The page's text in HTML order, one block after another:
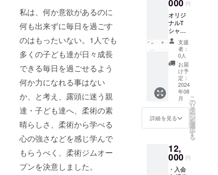
私は、何か意欲があるのに
何も出来ずに毎日を過ごす
のはもったいない。1人でも
多くの子ども達が日々成長
できる毎日を過ごせるよう
何か力になれる事はない
か、と考え、露頭に迷う親
達・子ども達へ、柔術の素
晴らしさ、柔術から学べる
心の強さなどを感じ学んで
もらうべく、柔術ジムオー
プンを決意しました。
交通費
は支援
者様で
ご負担
くださ
い。 ＜
持ち物
＞飲み
物、タ
オル ＜
備考＞
無理に
スパー
リング
ん。ご
自身の
歩幅で
ぜひ体
は、予
告なく
変更さ
れる場
合があ
りま
す。
000 円
オリジ
ナルT
シャツ
＜枚数
＞２枚
＜サイ
ズ＞
XS,S,M.
L.XL.XX
イン
は、予
告なく
変更さ
れる場
す。
支援
者：
0人
お届
け予
定：
2024
年08
月
詳細を見る
こ
の
リ
タ
ー
ン
を
選
択
す
る
12,
000 円
・入会